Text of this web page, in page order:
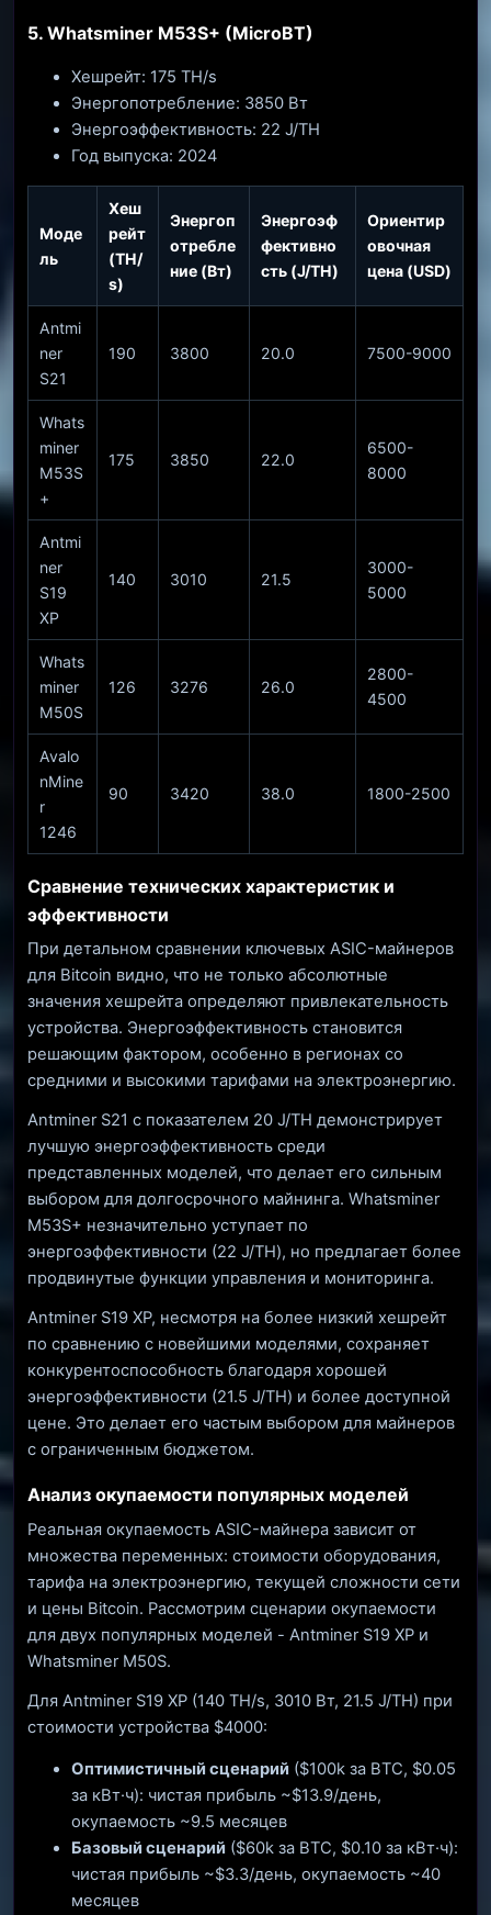
5. Whatsminer M53S+ (MicroBT)
Хешрейт: 175 TH/s
Энергопотребление: 3850 Вт
Энергоэффективность: 22 J/TH
Год выпуска: 2024
Моде
ль
Хеш
рейт
(TH/
s)
Энергоп
отребле
ние (Вт)
Энергоэф
фективно
сть (J/TH)
Ориентир
овочная
цена (USD)
Antmi
ner
S21
190 3800 20.0 7500-9000
Whats
miner
M53S
+
175 3850 22.0
6500-
8000
Antmi
ner
S19
XP
140 3010 21.5
3000-
5000
Whats
miner
M50S
126 3276 26.0
2800-
4500
Avalo
nMine
r
1246
90 3420 38.0 1800-2500
Сравнение технических характеристик и
эффективности
При детальном сравнении ключевых ASIC-майнеров
для Bitcoin видно, что не только абсолютные
значения хешрейта определяют привлекательность
устройства. Энергоэффективность становится
решающим фактором, особенно в регионах со
средними и высокими тарифами на электроэнергию.
Antminer S21 с показателем 20 J/TH демонстрирует
лучшую энергоэффективность среди
представленных моделей, что делает его сильным
выбором для долгосрочного майнинга. Whatsminer
M53S+ незначительно уступает по
энергоэффективности (22 J/TH), но предлагает более
продвинутые функции управления и мониторинга.
Antminer S19 XP, несмотря на более низкий хешрейт
по сравнению с новейшими моделями, сохраняет
конкурентоспособность благодаря хорошей
энергоэффективности (21.5 J/TH) и более доступной
цене. Это делает его частым выбором для майнеров
с ограниченным бюджетом.
Анализ окупаемости популярных моделей
Реальная окупаемость ASIC-майнера зависит от
множества переменных: стоимости оборудования,
тарифа на электроэнергию, текущей сложности сети
и цены Bitcoin. Рассмотрим сценарии окупаемости
для двух популярных моделей - Antminer S19 XP и
Whatsminer M50S.
Для Antminer S19 XP (140 TH/s, 3010 Вт, 21.5 J/TH) при
стоимости устройства $4000:
Оптимистичный сценарий ($100k за BTC, $0.05
за кВт·ч): чистая прибыль ~$13.9/день,
окупаемость ~9.5 месяцев
Базовый сценарий ($60k за BTC, $0.10 за кВт·ч):
чистая прибыль ~$3.3/день, окупаемость ~40
месяцев